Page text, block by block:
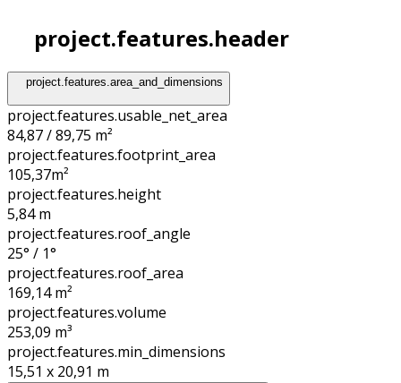
project.features.header
project.features.area_and_dimensions
project.features.usable_net_area
84,87 / 89,75 m²
project.features.footprint_area
105,37m²
project.features.height
5,84m
project.features.roof_angle
25° / 1°
project.features.roof_area
169,14m²
project.features.volume
253,09 m³
project.features.min_dimensions
15,51 x 20,91 m